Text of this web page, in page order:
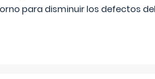
para disminuir los defectos